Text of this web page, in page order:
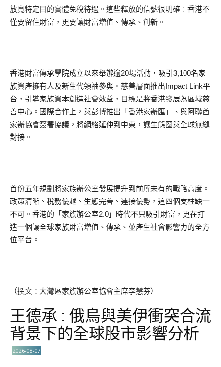
放寬特定目的實體免稅待遇。這些釋放的信號很明確：香港不
僅要留住財富，更要讓財富增值、傳承、創新。
香港財富傳承學院成立以來舉辦逾20場活動，吸引3,100名家
族資產擁有人及新生代領袖參與。慈善層面推出Impact Link平
台，引導家族資本創造社會效益，目標是將香港發展為區域慈
善中心。國際合作上，與彭博推出「香港家辦匯」、與阿聯酋
家辦協會簽署協議，將網絡延伸到中東，讓生態圈與全球無縫
對接。
首份五年規劃將家族辦公室發展提升到前所未有的戰略高度。
政策清晰、稅務優越、生態完善、連接優勢，這四個支柱缺一
不可。香港的「家族辦公室2.0」時代不只吸引財富，更在打
造一個讓全球家族財富增值、傳承、並產生社會影響力的全方
位平台。
（撰文：大灣區家族辦公室協會主席李慧芬）
王德承 : 俄烏與美伊衝突合流
背景下的全球股市影響分析
2026-08-07